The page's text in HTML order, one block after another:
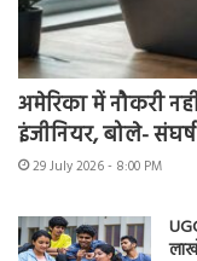
अमेरिका में नौकरी
इंजीनियर, बोले-
29 July 2026 - 8:00 PM